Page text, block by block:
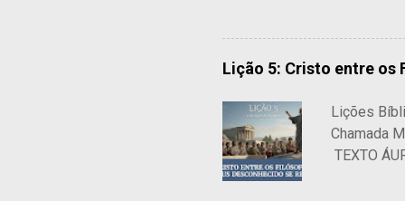
nós
O Espírito
Sopra em
Lição 5: Cristo entre os
Lições
Chamada
TEXTO